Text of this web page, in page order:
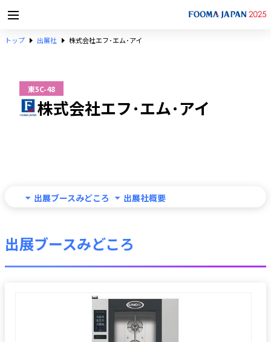
トップ 出展社 株式会社エフ･エム･アイ
東5C-48
株式会社エフ･エム･アイ
出展ブースみどころ 出展社概要
出展ブースみどころ